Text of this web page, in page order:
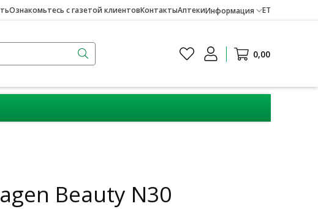
Ознакомьтесь с газетой клиентовКонтактыАптекиИнформация ET
0,00
Beauty N30